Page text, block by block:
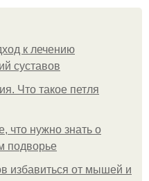
к лечению
суставов
Что такое петля
что нужно знать о
подворье
избавиться от мышей и